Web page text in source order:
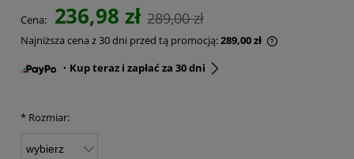
Cena: 236,98 zł 289,00 zł
Najniższa cena z 30 dni przed tą promocją:289,00 zł
・Kup teraz i zapłać za 30 dni
* Rozmiar: